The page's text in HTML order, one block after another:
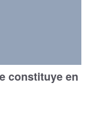
constituye en